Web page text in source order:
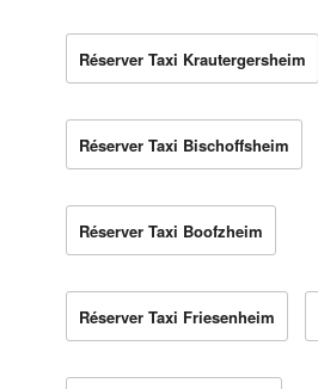
Réserver Taxi Krautergersheim
Réserver Taxi Bischoffsheim
Réserver Taxi Boofzheim
Réserver Taxi Friesenheim